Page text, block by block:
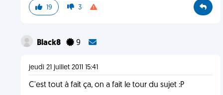
19 3
Black8 9
jeudi 21 juillet 2011 15:41
C'est tout à fait ça, on a fait le tour du sujet :P